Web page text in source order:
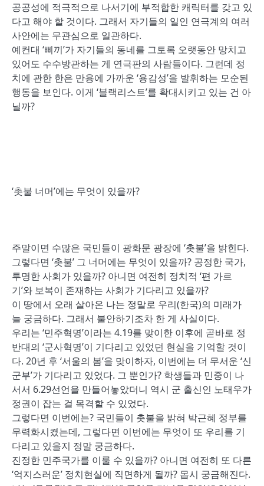
공공성에 적극적으로 나서기에 부적합한 캐릭터를 갖고 있
다고 해야 할 것이다. 그래서 자기들의 일인 연극계의 여러
사안에는 무관심으로 일관하다.
예컨대 ‘삐끼’가 자기들의 동네를 그토록 오랫동안 망치고
있어도 수수방관하는 게 연극판의 사람들이다. 그런데 정
치에 관한 한은 만용에 가까운 ‘용감성’을 발휘하는 모순된
행동을 보인다. 이게 ‘블랙리스트’를 확대시키고 있는 건 아
닐까?
‘촛불 너머’에는 무엇이 있을까?
주말이면 수많은 국민들이 광화문 광장에 ‘촛불’을 밝힌다.
그렇다면 ‘촛불’ 그 너머에는 무엇이 있을까? 공정한 국가,
투명한 사회가 있을까? 아니면 여전히 정치적 ‘편 가르
기’와 보복이 존재하는 사회가 기다리고 있을까?
이 땅에서 오래 살아온 나는 정말로 우리(한국)의 미래가
늘 궁금하다. 그래서 불안하기조차 한 게 사실이다.
우리는 ‘민주혁명’이라는 4.19를 맞이한 이후에 곧바로 정
반대의 ‘군사혁명’이 기다리고 있었던 현실을 기억할 것이
다. 20년 후 ‘서울의 봄’을 맞이하자, 이번에는 더 무서운 ‘신
군부’가 기다리고 있었다. 그 뿐인가? 학생들과 민중이 나
서서 6.29선언을 만들어놓았더니 역시 군 출신인 노태우가
정권이 잡는 걸 목격할 수 있었다.
그렇다면 이번에는? 국민들이 촛불을 밝혀 박근혜 정부를
무력화시켰는데, 그렇다면 이번에는 무엇이 또 우리를 기
다리고 있을지 정말 궁금하다.
진정한 민주국가를 이룰 수 있을까? 아니면 여전히 또 다른
‘억지스러운’ 정치현실에 직면하게 될까? 몹시 궁금해진다.